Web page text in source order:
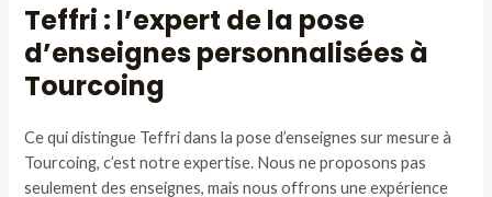
Teffri : l’expert de la pose
d’enseignes personnalisées à
Tourcoing
Ce qui distingue Teffri dans la pose d’enseignes sur mesure à
Tourcoing, c’est notre expertise. Nous ne proposons pas
seulement des enseignes, mais nous offrons une expérience